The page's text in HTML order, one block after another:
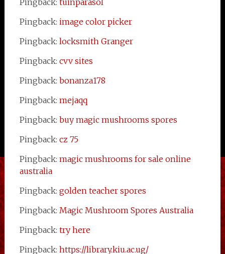
Pingback: tuinparasol
Pingback: image color picker
Pingback: locksmith Granger
Pingback: cvv sites
Pingback: bonanza178
Pingback: mejaqq
Pingback: buy magic mushrooms spores
Pingback: cz 75
Pingback: magic mushrooms for sale online
australia
Pingback: golden teacher spores
Pingback: Magic Mushroom Spores Australia
Pingback: try here
Pingback: https://library.kiu.ac.ug/